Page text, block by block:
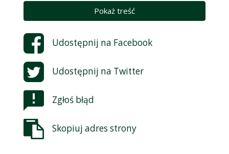
Pokaż treść
Udostępnij na Facebook
Udostępnij na Twitter
Zgłoś błąd
Skopiuj adres strony